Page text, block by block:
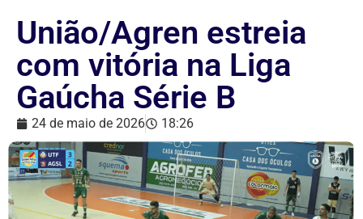
União/Agren estreia
com vitória na Liga
Gaúcha Série B
24 de maio de 2026 18:26